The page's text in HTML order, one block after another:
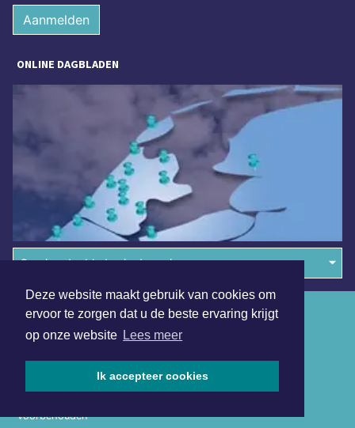
Deze website maakt gebruik van cookies om
ervoor te zorgen dat u de beste ervaring krijgt
op onze website Lees meer
Ik accepteer cookies
Aanmelden
ONLINE DAGBLADEN
Overige dagbladen in de regio
voorbehouden
Algemene voorwaarden
Disclaimer